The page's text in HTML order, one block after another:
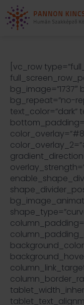
[vc_row
bg_repeat=”no-
text_color=”dark”